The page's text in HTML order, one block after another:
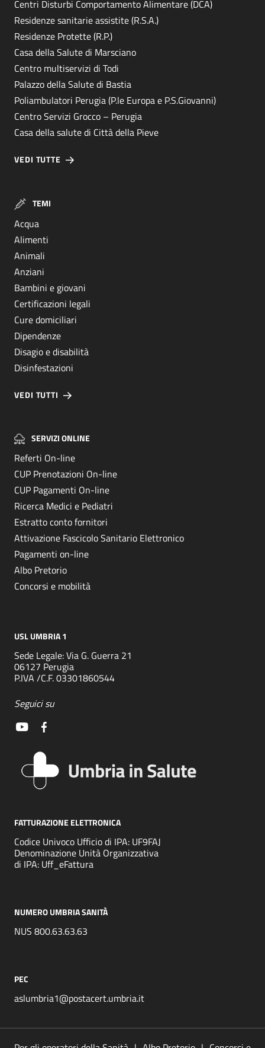
Centri Disturbi Comportamento Alimentare (DCA)
Residenze sanitarie assistite (R.S.A.)
Residenze Protette (R.P.)
Casa della Salute di Marsciano
Centro multiservizi di Todi
Palazzo della Salute di Bastia
Poliambulatori Perugia (P.le Europa e P.S.Giovanni)
Centro Servizi Grocco – Perugia
Casa della salute di Città della Pieve
VEDI TUTTE
TEMI
Acqua
Alimenti
Animali
Anziani
Bambini e giovani
Certificazioni legali
Cure domiciliari
Dipendenze
Disagio e disabilità
Disinfestazioni
VEDI TUTTI
SERVIZI ONLINE
Referti On-line
CUP Prenotazioni On-line
CUP Pagamenti On-line
Ricerca Medici e Pediatri
Estratto conto fornitori
Attivazione Fascicolo Sanitario Elettronico
Pagamenti on-line
Albo Pretorio
Concorsi e mobilità
USL UMBRIA 1
Sede Legale: Via G. Guerra 21
06127 Perugia
P.IVA /C.F. 03301860544
Seguici su
FATTURAZIONE ELETTRONICA
Codice Univoco Ufficio di IPA: UF9FAJ
Denominazione Unità Organizzativa
di IPA: Uff_eFattura
NUMERO UMBRIA SANITÀ
NUS 800.63.63.63
PEC
aslumbria1@postacert.umbria.it